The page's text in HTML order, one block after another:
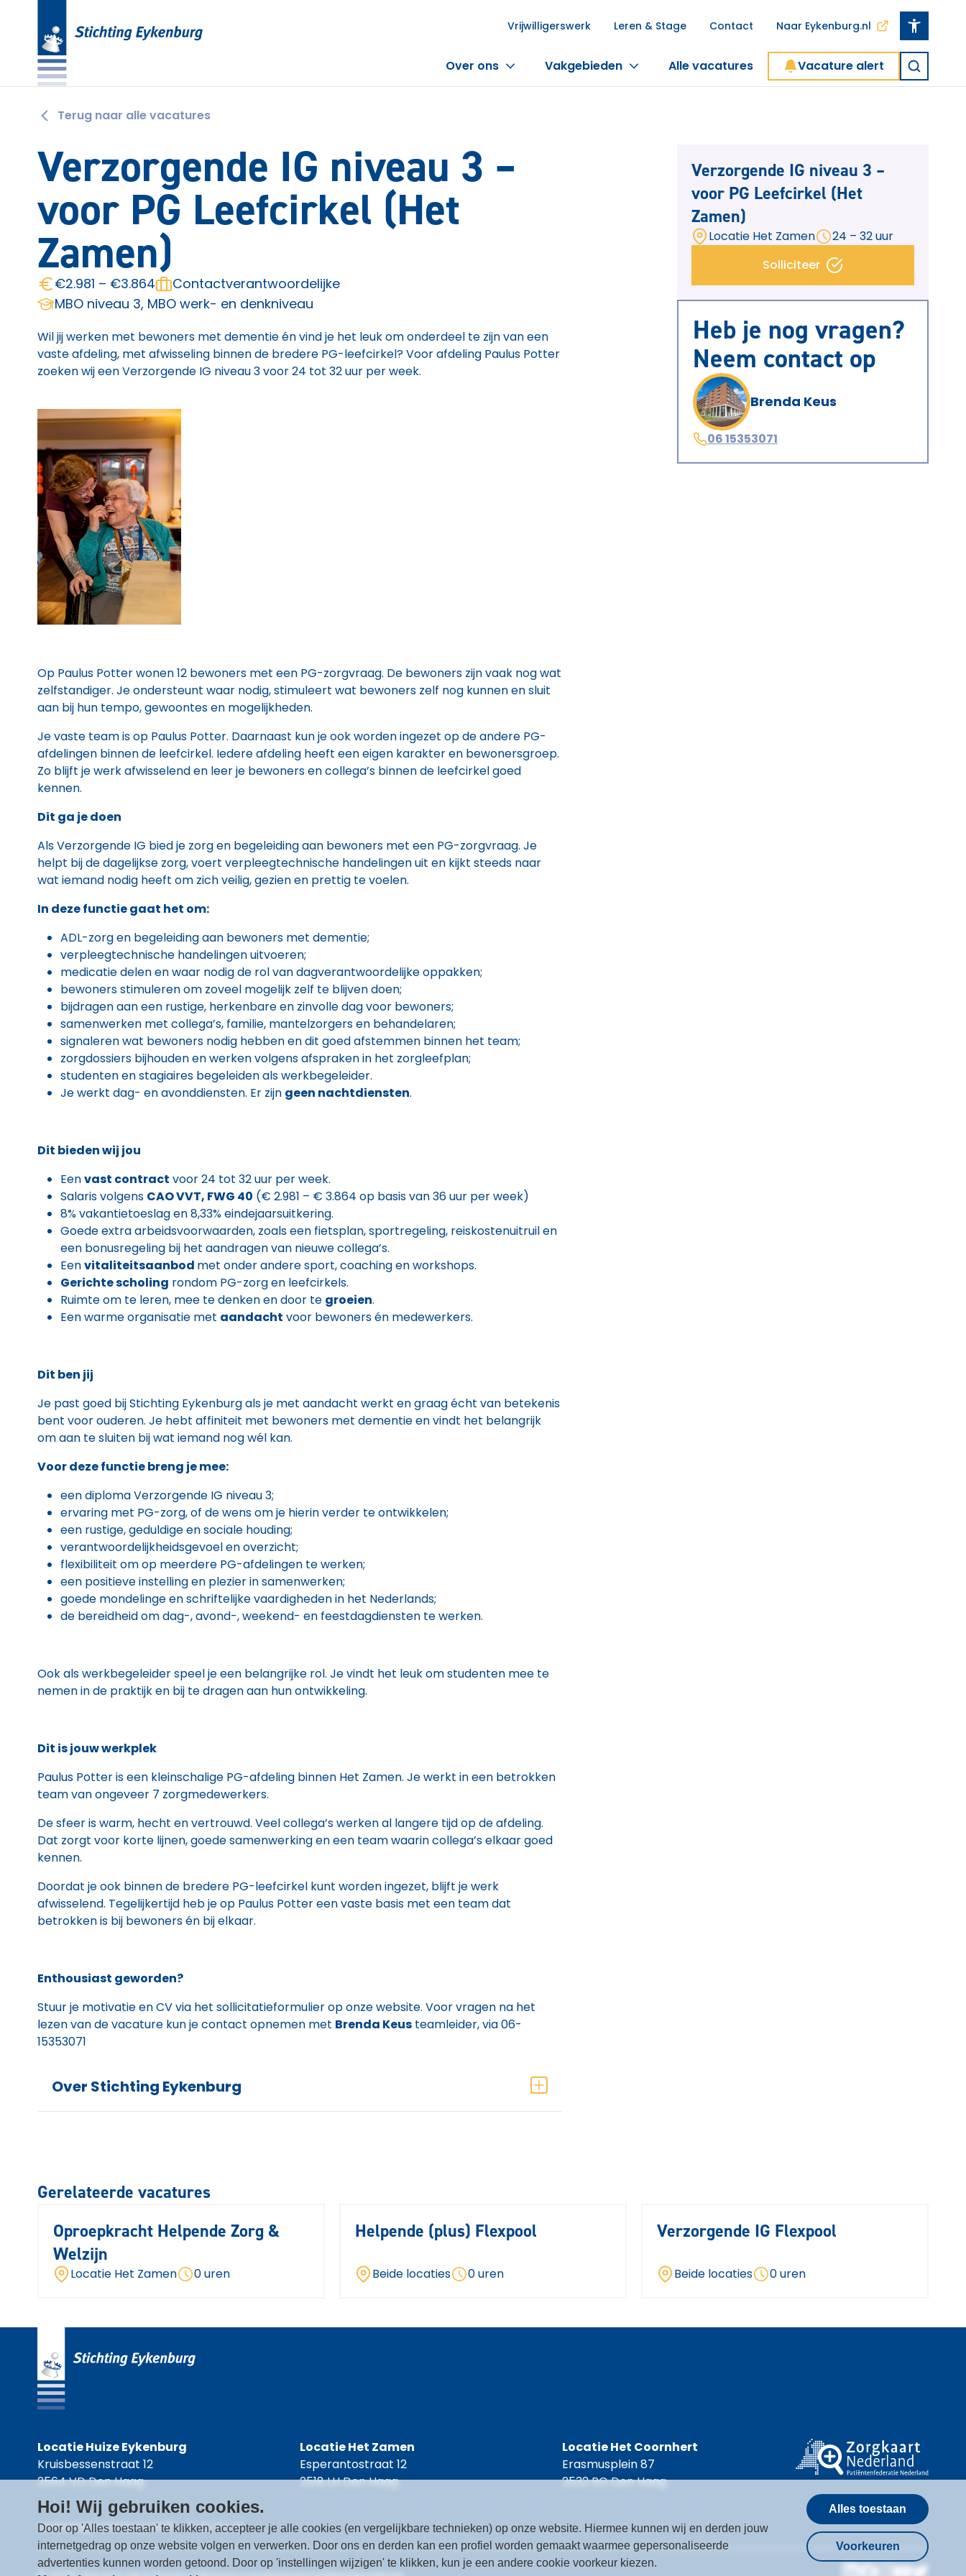
Hoi! Wij gebruiken cookies.
Door op 'Alles toestaan' te klikken, accepteer je alle cookies (en vergelijkbare technieken) op onze website. Hiermee kunnen wij en derden jouw
internetgedrag op onze website volgen en verwerken. Door ons en derden kan een profiel worden gemaakt waarmee gepersonaliseerde
advertenties kunnen worden getoond. Door op 'instellingen wijzigen' te klikken, kun je een andere cookie voorkeur kiezen.
Alles toestaan
Voorkeuren
Vrijwilligerswerk Leren & Stage Contact Naar Eykenburg.nl
Over ons Vakgebieden Alle vacatures Vacature alert
Terug naar alle vacatures
Verzorgende IG niveau 3 –
voor PG Leefcirkel (Het
Zamen)
€2.981 – €3.864
Contactverantwoordelijke
MBO niveau 3, MBO werk- en denkniveau
Wil jij werken met bewoners met dementie én vind je het leuk om onderdeel te zijn van een
vaste afdeling, met afwisseling binnen de bredere PG-leefcirkel? Voor afdeling Paulus Potter
zoeken wij een Verzorgende IG niveau 3 voor 24 tot 32 uur per week.
Op Paulus Potter wonen 12 bewoners met een PG-zorgvraag. De bewoners zijn vaak nog wat
zelfstandiger. Je ondersteunt waar nodig, stimuleert wat bewoners zelf nog kunnen en sluit
aan bij hun tempo, gewoontes en mogelijkheden.
Je vaste team is op Paulus Potter. Daarnaast kun je ook worden ingezet op de andere PG-
afdelingen binnen de leefcirkel. Iedere afdeling heeft een eigen karakter en bewonersgroep.
Zo blijft je werk afwisselend en leer je bewoners en collega’s binnen de leefcirkel goed
kennen.
Dit ga je doen
Als Verzorgende IG bied je zorg en begeleiding aan bewoners met een PG-zorgvraag. Je
helpt bij de dagelijkse zorg, voert verpleegtechnische handelingen uit en kijkt steeds naar
wat iemand nodig heeft om zich veilig, gezien en prettig te voelen.
In deze functie gaat het om:
ADL-zorg en begeleiding aan bewoners met dementie;
verpleegtechnische handelingen uitvoeren;
medicatie delen en waar nodig de rol van dagverantwoordelijke oppakken;
bewoners stimuleren om zoveel mogelijk zelf te blijven doen;
bijdragen aan een rustige, herkenbare en zinvolle dag voor bewoners;
samenwerken met collega’s, familie, mantelzorgers en behandelaren;
signaleren wat bewoners nodig hebben en dit goed afstemmen binnen het team;
zorgdossiers bijhouden en werken volgens afspraken in het zorgleefplan;
studenten en stagiaires begeleiden als werkbegeleider.
Je werkt dag- en avonddiensten. Er zijn geen nachtdiensten.
Dit bieden wij jou
Eenvast contract voor 24 tot 32 uur per week.
Salaris volgens CAO VVT, FWG 40 (€ 2.981 – € 3.864 op basis van 36 uur per week)
8% vakantietoeslag en 8,33% eindejaarsuitkering.
Goede extra arbeidsvoorwaarden, zoals een fietsplan, sportregeling, reiskostenuitruil en
een bonusregeling bij het aandragen van nieuwe collega’s.
Eenvitaliteitsaanbod met onder andere sport, coaching en workshops.
Gerichte scholing rondom PG-zorg en leefcirkels.
Ruimte om te leren, mee te denken en door te groeien.
Een warme organisatie met aandacht voor bewoners én medewerkers.
Dit ben jij
Je past goed bij Stichting Eykenburg als je met aandacht werkt en graag écht van betekenis
bent voor ouderen. Je hebt affiniteit met bewoners met dementie en vindt het belangrijk
om aan te sluiten bij wat iemand nog wél kan.
Voor deze functie breng je mee:
een diploma Verzorgende IG niveau 3;
ervaring met PG-zorg, of de wens om je hierin verder te ontwikkelen;
een rustige, geduldige en sociale houding;
verantwoordelijkheidsgevoel en overzicht;
flexibiliteit om op meerdere PG-afdelingen te werken;
een positieve instelling en plezier in samenwerken;
goede mondelinge en schriftelijke vaardigheden in het Nederlands;
de bereidheid om dag-, avond-, weekend- en feestdagdiensten te werken.
Ook als werkbegeleider speel je een belangrijke rol. Je vindt het leuk om studenten mee te
nemen in de praktijk en bij te dragen aan hun ontwikkeling.
Dit is jouw werkplek
Paulus Potter is een kleinschalige PG-afdeling binnen Het Zamen. Je werkt in een betrokken
team van ongeveer 7 zorgmedewerkers.
De sfeer is warm, hecht en vertrouwd. Veel collega’s werken al langere tijd op de afdeling.
Dat zorgt voor korte lijnen, goede samenwerking en een team waarin collega’s elkaar goed
kennen.
Doordat je ook binnen de bredere PG-leefcirkel kunt worden ingezet, blijft je werk
afwisselend. Tegelijkertijd heb je op Paulus Potter een vaste basis met een team dat
betrokken is bij bewoners én bij elkaar.
Enthousiast geworden?
Stuur je motivatie en CV via het sollicitatieformulier op onze website. Voor vragen na het
lezen van de vacature kun je contact opnemen met Brenda Keus teamleider, via 06-
15353071
Over Stichting Eykenburg
Verzorgende IG niveau 3 –
voor PG Leefcirkel (Het
Zamen)
Locatie Het Zamen
24 – 32 uur
Solliciteer
Heb je nog vragen?
Neem contact op
Brenda Keus
06 15353071
Gerelateerde vacatures
Oproepkracht Helpende Zorg &
Welzijn
Locatie Het Zamen 0 uren
Helpende (plus) Flexpool
Beide locaties 0 uren
Verzorgende IG Flexpool
Beide locaties 0 uren
Locatie Huize Eykenburg
Kruisbessenstraat 12
2564 VD Den Haag
Locatie Het Zamen
Esperantostraat 12
2518 LH Den Haag
Locatie Het Coornhert
Erasmusplein 87
2532 RG Den Haag
werkenbij@eykenburg.nl 06 - 17 24 24 45